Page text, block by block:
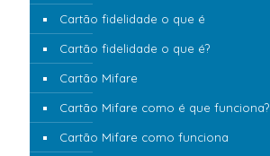
Cartão fidelidade o que é
Cartão fidelidade o que é?
Cartão Mifare
Cartão Mifare como é que funciona?
Cartão Mifare como funciona